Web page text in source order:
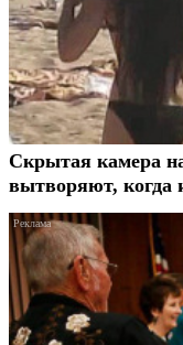
Скрытая камера
вытворяют, когда